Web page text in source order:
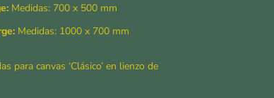
Medidas: 700 x 500 mm
Medidas: 1000 x 700 mm
para canvas ‘Clásico’ en lienzo de